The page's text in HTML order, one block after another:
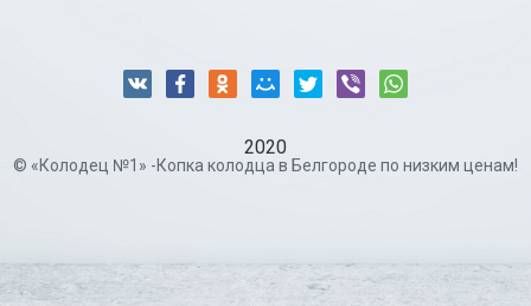
2020
© «Колодец №1» -Копка колодца в Белгороде по низким ценам!